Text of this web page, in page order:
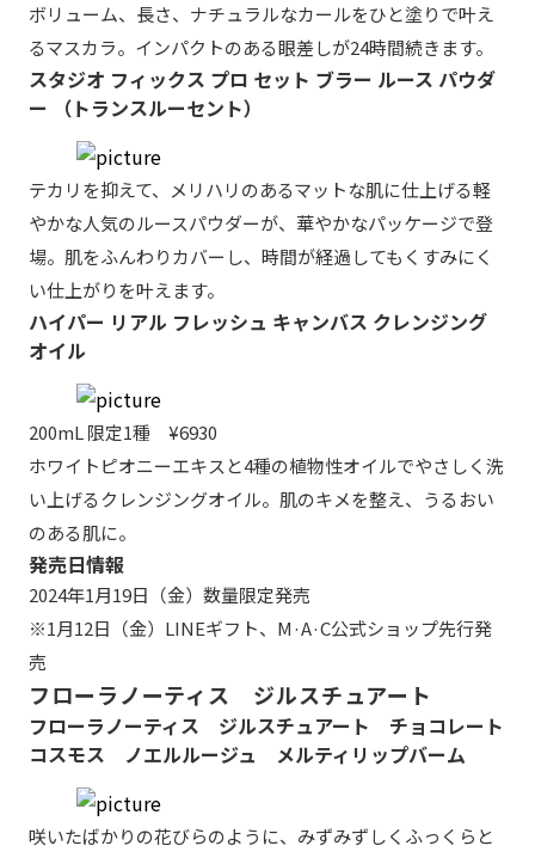
ボリューム、長さ、ナチュラルなカールをひと塗りで叶え
るマスカラ。インパクトのある眼差しが24時間続きます。
スタジオ フィックス プロ セット ブラー ルース パウダ
ー （トランスルーセント）
テカリを抑えて、メリハリのあるマットな肌に仕上げる軽
やかな人気のルースパウダーが、華やかなパッケージで登
場。肌をふんわりカバーし、時間が経過してもくすみにく
い仕上がりを叶えます。
ハイパー リアル フレッシュ キャンバス クレンジング
オイル
200mL 限定1種 ¥6930
ホワイトピオニーエキスと4種の植物性オイルでやさしく洗
い上げるクレンジングオイル。肌のキメを整え、うるおい
のある肌に。
発売日情報
2024年1月19日（金）数量限定発売
※1月12日（金）LINEギフト、M·A·C公式ショップ先行発
売
フローラノーティス ジルスチュアート
フローラノーティス ジルスチュアート チョコレート
コスモス ノエルルージュ メルティリップバーム
咲いたばかりの花びらのように、みずみずしくふっくらと